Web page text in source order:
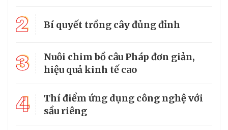
2 Bí quyết trồng cây đủng đỉnh
3
Nuôi chim bồ câu Pháp đơn giản,
hiệu quả kinh tế cao
4
Thí điểm ứng dụng công nghệ với
sầu riêng